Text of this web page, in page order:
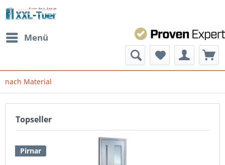
Menü
nach Material
Topseller
Pirnar